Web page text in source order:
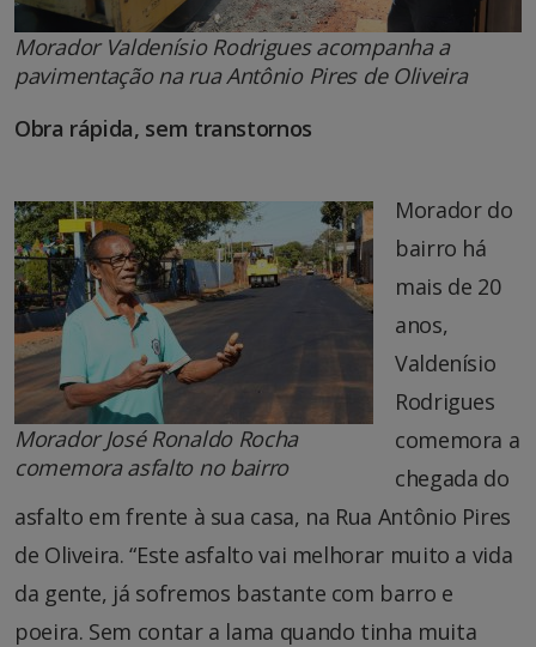
Morador Valdenísio Rodrigues acompanha a
pavimentação na rua Antônio Pires de Oliveira
Obra rápida, sem transtornos
Morador José Ronaldo Rocha
comemora asfalto no bairro
Morador do
bairro há
mais de 20
anos,
Valdenísio
Rodrigues
comemora a
chegada do
asfalto em frente à sua casa, na Rua Antônio Pires
de Oliveira. “Este asfalto vai melhorar muito a vida
da gente, já sofremos bastante com barro e
poeira. Sem contar a lama quando tinha muita